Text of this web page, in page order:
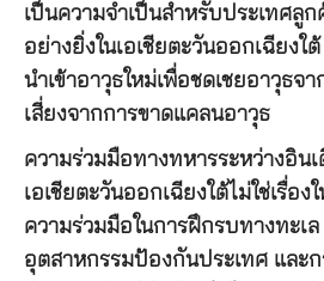
เป็นความจำเป็นสำหรับประเทศลูก
อย่างยิ่งในเอเชียตะวันออกเฉียงใ
นำเข้าอาวุธใหม่เพื่อชดเชยอาวุธจ
เสี่ยงจากการขาดแคลนอาวุธ
ความร่วมมือทางทหารระหว่างอิน
เอเชียตะวันออกเฉียงใต้ไม่ใช่เรื่อง
ความร่วมมือในการฝึกรบทางทะเล
อุตสาหกรรมป้องกันประเทศ และ